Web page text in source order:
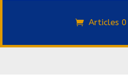
Articles 0